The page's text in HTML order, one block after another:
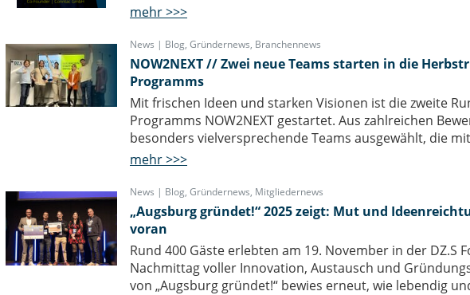
mehr >>>
News | Blog, Gründernews, Branchennews
NOW2NEXT // Zwei neue Teams starten in die
Programms
Mit frischen Ideen und starken Visionen ist die zweite
Programms NOW2NEXT gestartet. Aus zahlreichen
besonders vielversprechende Teams ausgewählt, die
mehr >>>
News | Blog, Gründernews, Mitgliedernews
„Augsburg gründet!“ 2025 zeigt: Mut und
voran
Rund 400 Gäste erlebten am 19. November in der DZ.S
Nachmittag voller Innovation, Austausch und
von „Augsburg gründet!“ bewies erneut, wie lebendig